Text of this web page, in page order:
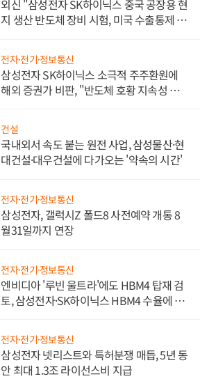
외신 "삼성전자 SK하이닉스 중국 공장용 현
지 생산 반도체 장비 시험, 미국 수출통제 대
전자·전기·정보통신
삼성전자 SK하이닉스 소극적 주주환원에
해외 증권가 비판, "반도체 호황 지속성 의
건설
국내외서 속도 붙는 원전 사업, 삼성물산·현
대건설·대우건설에 다가오는 '약속의 시간'
전자·전기·정보통신
삼성전자, 갤럭시Z 폴드8 사전예약 개통 8
월31일까지 연장
전자·전기·정보통신
엔비디아 '루빈 울트라'에도 HBM4 탑재 검
토, 삼성전자·SK하이닉스 HBM4 수율에 주
전자·전기·정보통신
삼성전자 넷리스트와 특허분쟁 매듭, 5년 동
안 최대 1.3조 라이선스비 지급